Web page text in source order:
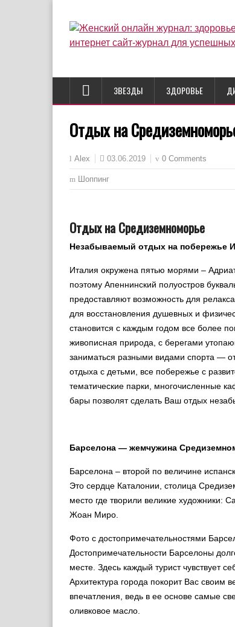
ЗВЕЗДЫ ЗДОРОВЬЕ
Отдых на
Alex 03.06.2019 0 Comments
Шоппинг
Отдых на Средиземноморье
Незабываемый отдых на побережье
Италия окружена пятью морями –
поэтому Апеннинский полуостров
предоставляют возможность для
для восстановления душевных и
становится с каждым годом все более
живописная природа, с берегами
заниматься разными видами спорта —
отдыха с детьми, все побережье с
тематические парки, многочисленные
бары позволят сделать Ваш отдых
Барселона — жемчужина
Барселона – второй по величине
Это сердце Каталонии, столица
место где творили великие художники:
Жоан Миро.
Фото с достопримечательностями
Достопримечательности Барселоны
месте. Здесь каждый турист чувствует
Архитектура города покорит Вас своим
впечатления, ведь в ее основе самые
оливковое масло.